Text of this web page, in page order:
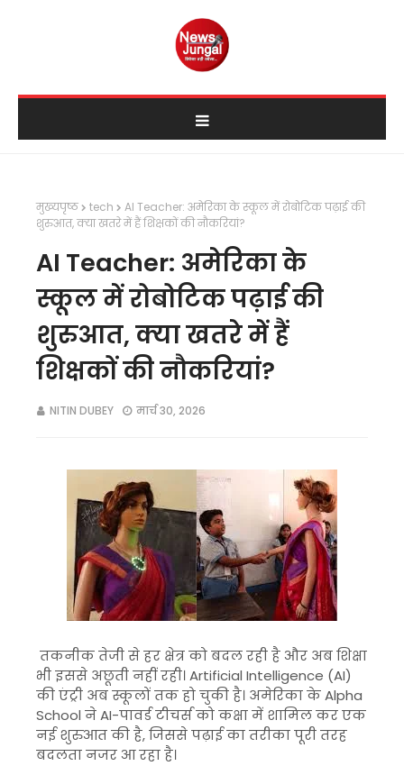
मुख्यपृष्ठ tech
AI Teacher: अमेरिका के स्कूल में रोबोटिक पढ़ाई की
शुरुआत, क्या खतरे में हैं शिक्षकों की नौकरियां?
AI Teacher: अमेरिका के
स्कूल में रोबोटिक पढ़ाई की
शुरुआत, क्या खतरे में हैं
शिक्षकों की नौकरियां?
NITIN DUBEY मार्च 30, 2026
तकनीक तेजी से हर क्षेत्र को बदल रही है और अब शिक्षा
भी इससे अछूती नहीं रही।Artificial Intelligence (AI)
की एंट्री अब स्कूलों तक हो चुकी है। अमेरिका केAlpha
School ने AI-पावर्ड टीचर्स को कक्षा में शामिल कर एक
नई शुरुआत की है, जिससे पढ़ाई का तरीका पूरी तरह
बदलता नजर आ रहा है।